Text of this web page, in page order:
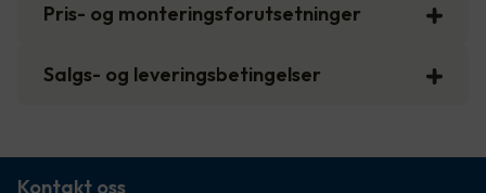
Pris- og monteringsforutsetninger
Salgs- og leveringsbetingelser
Kontakt oss